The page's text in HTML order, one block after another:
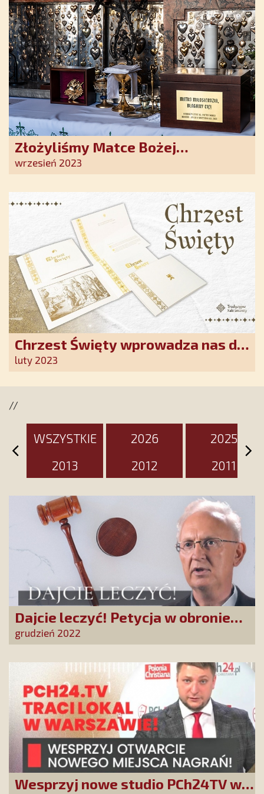
Złożyliśmy Matce Bożej
Ostrobramskiej pozłacane wotum
wrzesień 2023
Chrzest Święty wprowadza nas do
wspólnoty Kościoła. Nasz pakiet
luty 2023
//
WSZYSTKIE 2026
2025
2013
2012 2011
Dajcie leczyć! Petycja w obronie
doktora Martyki
grudzień 2022
Wesprzyj nowe studio PCh24TV w